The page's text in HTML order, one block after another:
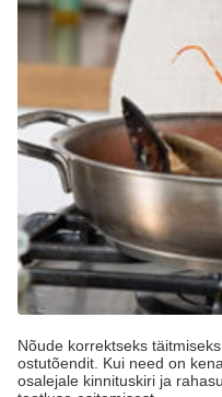
Nõude korrektseks
ostutõendit. Kui need on
osalejale kinnituskiri ja